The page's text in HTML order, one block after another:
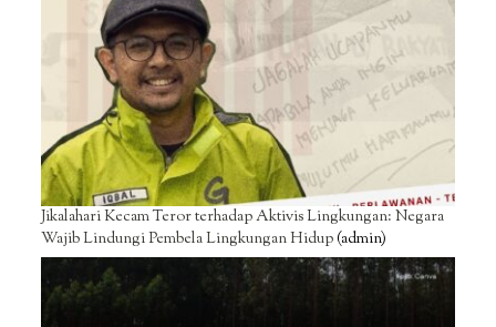
Jikalahari Kecam Teror terhadap Aktivis Lingkungan: Negara
Wajib Lindungi Pembela Lingkungan Hidup(admin)